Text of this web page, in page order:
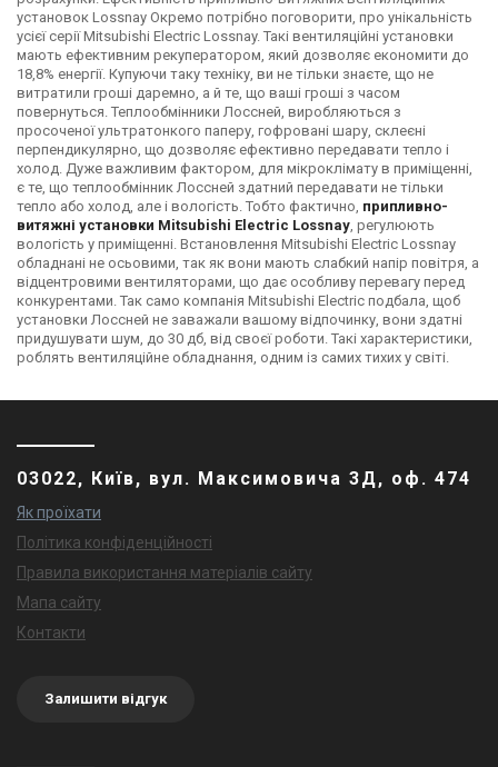
установок Lossnay Окремо потрібно поговорити, про унікальність
усієї серії Mitsubishi Electric Lossnay. Такі вентиляційні установки
мають ефективним рекуператором, який дозволяє економити до
18,8% енергії. Купуючи таку техніку, ви не тільки знаєте, що не
витратили гроші даремно, а й те, що ваші гроші з часом
повернуться. Теплообмінники Лоссней, виробляються з
просоченої ультратонкого паперу, гофровані шару, склеєні
перпендикулярно, що дозволяє ефективно передавати тепло і
холод. Дуже важливим фактором, для мікроклімату в приміщенні,
є те, що теплообмінник Лоссней здатний передавати не тільки
тепло або холод, але і вологість. Тобто фактично, припливно-
витяжні установки Mitsubishi Electric Lossnay, регулюють
вологість у приміщенні. Встановлення Mitsubishi Electric Lossnay
обладнані не осьовими, так як вони мають слабкий напір повітря, а
відцентровими вентиляторами, що дає особливу перевагу перед
конкурентами. Так само компанія Mitsubishi Electric подбала, щоб
установки Лоссней не заважали вашому відпочинку, вони здатні
придушувати шум, до 30 дб, від своєї роботи. Такі характеристики,
роблять вентиляційне обладнання, одним із самих тихих у світі.
03022, Київ, вул. Максимовича 3Д, оф. 474
Як проїхати
Політика конфіденційності
Правила використання матеріалів сайту
Мапа сайту
Контакти
Залишити відгук